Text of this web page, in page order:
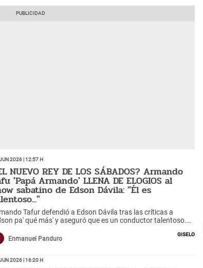
2026 | 12:57 h
NUEVO REY DE LOS SÁBADOS? Armando
'Papá Armando' LLENA DE ELOGIOS al
sabatino de Edson Dávila: "Él es
Tafur defendió a Edson Dávila tras las críticas a
pa' qué más' y aseguró que es un conductor talentoso.
Enmanuel Panduro
Giselo
2026 | 16:20 h